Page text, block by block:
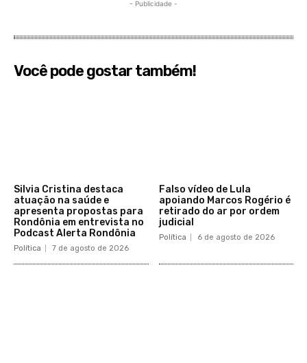
- Publicidade -
Você pode gostar também!
Silvia Cristina destaca
atuação na saúde e
apresenta propostas para
Rondônia em entrevista no
Podcast Alerta Rondônia
Política 7 de agosto de 2026
Falso vídeo de Lula
apoiando Marcos Rogério é
retirado do ar por ordem
judicial
Política 6 de agosto de 2026